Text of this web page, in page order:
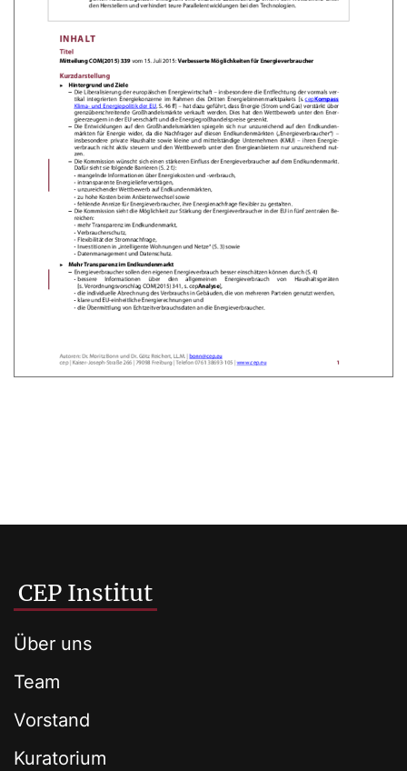
CEP Institut
Über uns
Team
Vorstand
Kuratorium